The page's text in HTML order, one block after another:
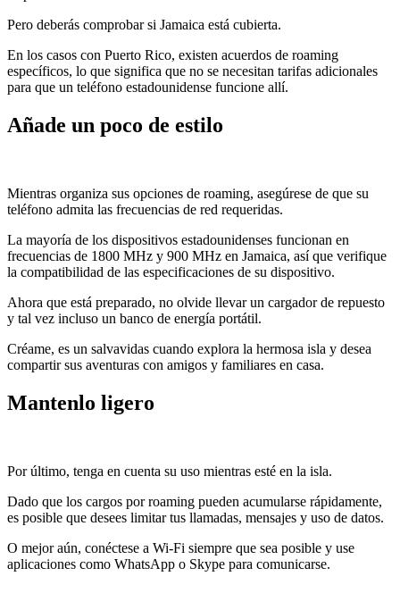
Pero deberás comprobar si Jamaica está cubierta.
En los casos con Puerto Rico, existen acuerdos de roaming
específicos, lo que significa que no se necesitan tarifas adicionales
para que un teléfono estadounidense funcione allí.
Añade un poco de estilo
Mientras organiza sus opciones de roaming, asegúrese de que su
teléfono admita las frecuencias de red requeridas.
La mayoría de los dispositivos estadounidenses funcionan en
frecuencias de 1800 MHz y 900 MHz en Jamaica, así que verifique
la compatibilidad de las especificaciones de su dispositivo.
Ahora que está preparado, no olvide llevar un cargador de repuesto
y tal vez incluso un banco de energía portátil.
Créame, es un salvavidas cuando explora la hermosa isla y desea
compartir sus aventuras con amigos y familiares en casa.
Mantenlo ligero
Por último, tenga en cuenta su uso mientras esté en la isla.
Dado que los cargos por roaming pueden acumularse rápidamente,
es posible que desees limitar tus llamadas, mensajes y uso de datos.
O mejor aún, conéctese a Wi-Fi siempre que sea posible y use
aplicaciones como WhatsApp o Skype para comunicarse.